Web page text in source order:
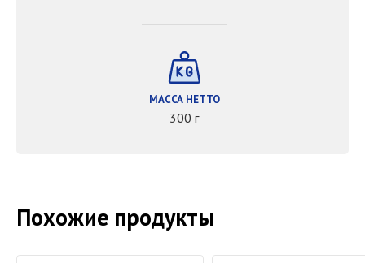
МАССА НЕТТО
300 г
Похожие продукты